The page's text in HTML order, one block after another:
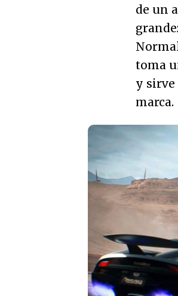
de un
toma
y sirve
marca.